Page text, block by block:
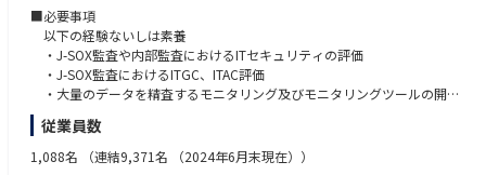
■同社の特徴
同社は、自動車、航空機、新幹線など移動空間のトータルコーディネータ
ーとして、企画開発～生産まで一貫して対応しています。特に自動車のシ
ートは、トヨタ自動車の国内生産車両のほぼ全車種に同社の製品が搭載。
シートを代表とする自動車用内装部品は、自動車購入の大きな決め手とな
る“乗り心地”に関わる部品。今後、自動運転などモビリティの形が変わろ
長してまいります。
■必要事項
以下の経験ないしは素養
・J-SOX監査や内部監査におけるITセキュリティの評価
・J-SOX監査におけるITGC、ITAC評価
・大量のデータを精査するモニタリング及びモニタリングツールの開発
■歓迎事項
・ビジネス英語
従業員数
1,088名 （連結9,371名 （2024年6月末現在））